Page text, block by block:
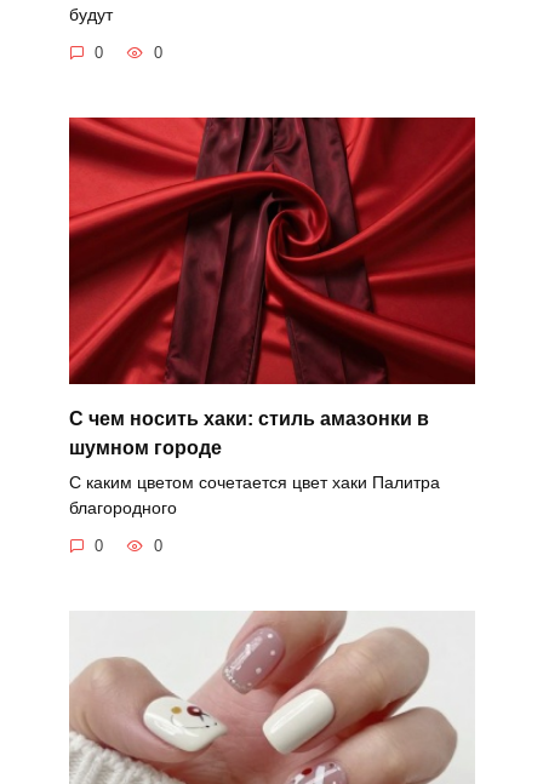
будут
0 0
С чем носить хаки: стиль амазонки в
шумном городе
С каким цветом сочетается цвет хаки Палитра
благородного
0 0